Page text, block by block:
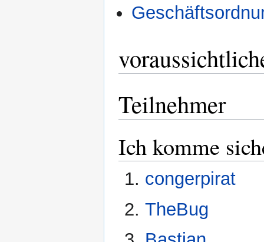
Teilnehmer
Ich komme
congerpirat
TheBug